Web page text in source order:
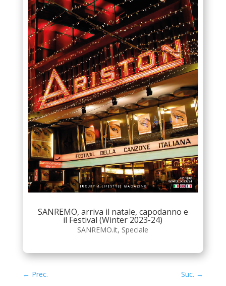
SANREMO, arriva il natale, capodanno e
il Festival (Winter 2023-24)
SANREMO.it, Speciale
← Prec. Suc. →